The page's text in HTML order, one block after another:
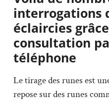
interrogations
éclaircies
consultation
téléphone
Le tirage des runes est
repose sur des runes